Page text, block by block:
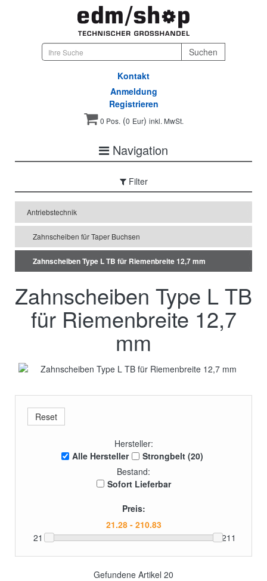
Kontakt
Anmeldung
Registrieren
0 Pos.(0 Eur) inkl. MwSt.
Navigation
Filter
Antriebstechnik
Zahnscheiben für Taper Buchsen
Zahnscheiben Type L TB für Riemenbreite 12,7 mm
Zahnscheiben Type L TB
für Riemenbreite 12,7
mm
Hersteller:
Alle Hersteller
Strongbelt (20)
Bestand:
Sofort Lieferbar
Preis:
21 211
Gefundene Artikel 20